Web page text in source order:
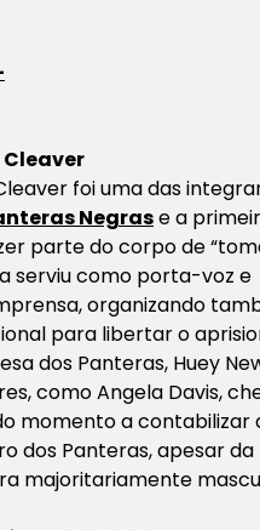
foi uma das
Negrase a
parte do corpo de
serviu como porta-voz e
organizando
para libertar o
dos Panteras, Huey
como Angela Davis,
momento a contabilizar
dos Panteras, apesar
majoritariamente